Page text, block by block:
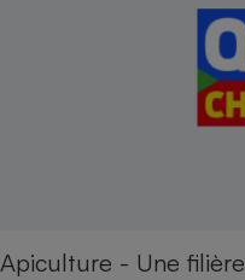
Apiculture - Une